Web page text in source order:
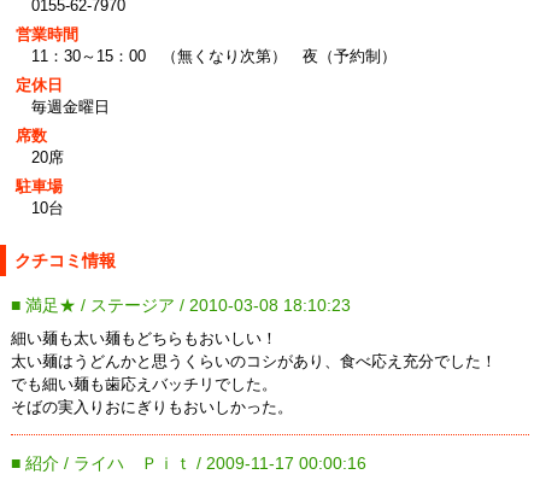
0155-62-7970
営業時間
11：30～15：00 （無くなり次第） 夜（予約制）
定休日
毎週金曜日
席数
20席
駐車場
10台
クチコミ情報
■ 満足★ / ステージア / 2010-03-08 18:10:23
細い麺も太い麺もどちらもおいしい！
太い麺はうどんかと思うくらいのコシがあり、食べ応え充分でした！
でも細い麺も歯応えバッチリでした。
そばの実入りおにぎりもおいしかった。
■ 紹介 / ライハ Ｐｉｔ / 2009-11-17 00:00:16